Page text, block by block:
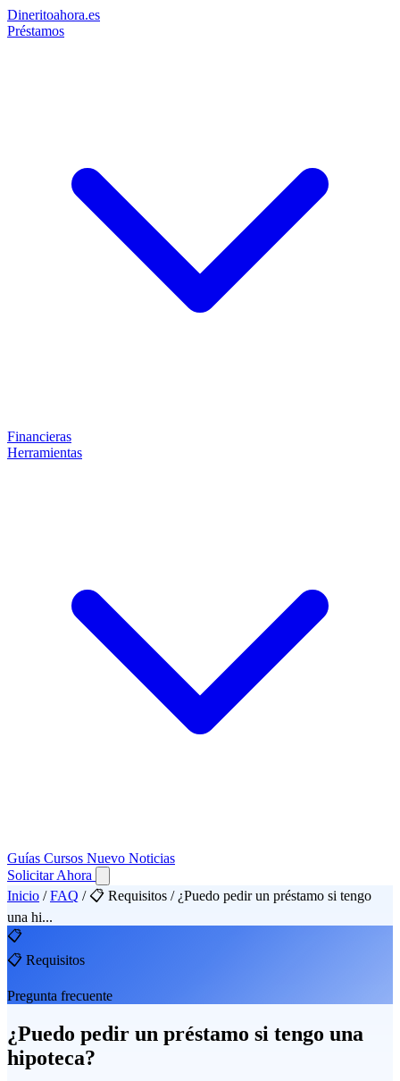
Dineritoahora.es
Préstamos
Financieras
Herramientas
Guías Cursos Nuevo Noticias
Solicitar Ahora
Inicio / FAQ / 📋 Requisitos / ¿Puedo pedir un préstamo si tengo
una hi...
📋
📋 Requisitos
Pregunta frecuente
¿Puedo pedir un préstamo si tengo una
hipoteca?